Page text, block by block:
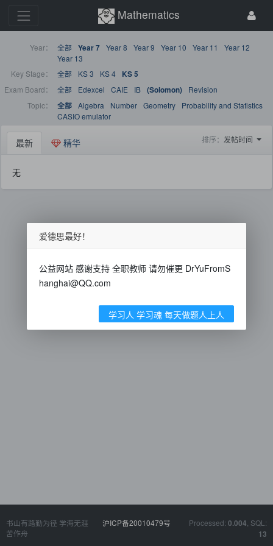
Mathematics
Year： 全部 Year 7 Year 8 Year 9 Year 10 Year 11
Year 12
Year 13
Key Stage：
全部 KS 3 KS 4
KS 5
Exam Board：
全部 Edexcel CAIE IB (Solomon)
Revision
Topic：
全部 Algebra Number Geometry
Probability and Statistics
CASIO emulator
最新 精华 排序： 发帖时间
无
书山有路勤为径 学海无涯
苦作舟
沪ICP备20010479号 Processed: 0.004 , SQL:
13
爱德思最好！
公益网站 感谢支持 全职教师 请勿催更 DrYuFromS
hanghai@QQ.com
学习人 学习魂 每天做题人上人